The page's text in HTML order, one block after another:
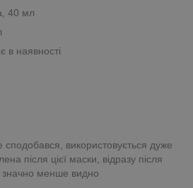
40 мл
в наявності
використовується дуже
після цієї маски, відразу після
значно менше видно